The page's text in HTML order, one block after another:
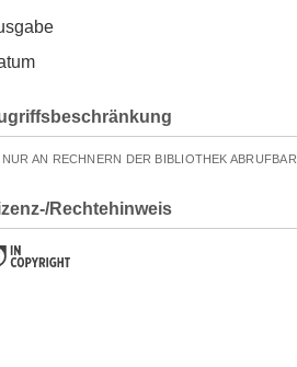
NUR AN RECHNERN DER BIBLIOTHEK ABRUFBAR
Rechtehinweis